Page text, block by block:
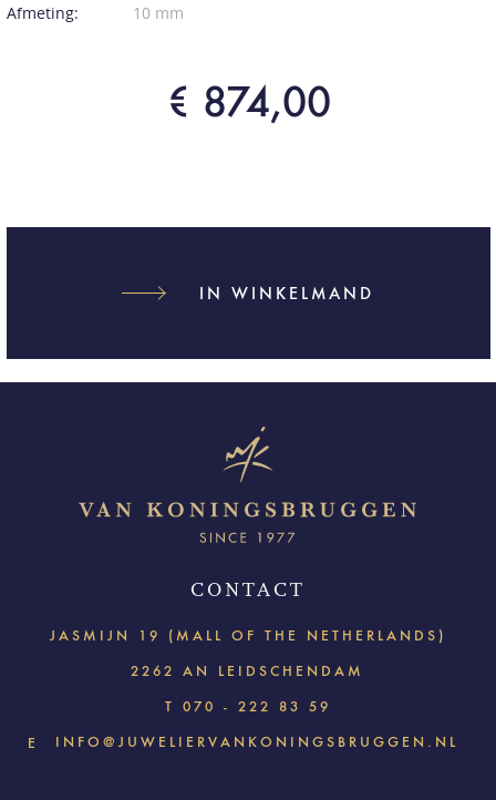
Afmeting:
10 mm
€ 874,00
IN WINKELMAND
CONTACT
JASMIJN 19 (MALL OF THE NETHERLANDS)
2262 AN LEIDSCHENDAM
T 070 - 222 83 59
E INFO@JUWELIERVANKONINGSBRUGGEN.NL